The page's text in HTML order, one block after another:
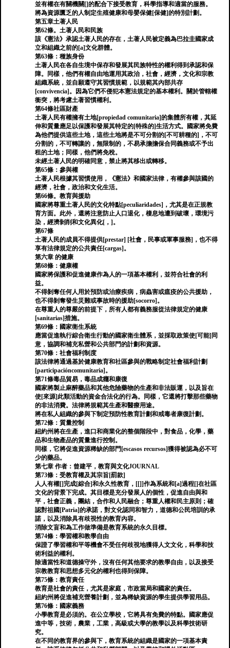
並有權在有關機關[]的配合下接受教育，科學指導和適當的服務。
將為資源匱乏的人制定生殖健康和母嬰保健[保健]的特別計劃。
第五章土著人民
第62條。土著人民和民族
該《憲法》承認土著人民的存在，土著人民被定義為巴拉圭國家成
立和組織之前的[a]文化群體。
第63條：種族身份
土著人民在各自生境中保存和發展其民族特性的權利得到承認和保
障。同樣，他們有權自由地運用其政治，社會，經濟，文化和宗教
組織系統，並自願遵守其習慣規範，以規範其內部共存
[convivencia]。因為它們不侵犯本憲法規定的基本權利。關於管轄權
衝突，將考慮土著習慣權利。
第64條社區財產
土著人民有權擁有土地[propiedad comunitaria]的集體所有權，其延
伸和質量應足以保護和發展其特定的[特殊的]生活方式。國家將免費
為他們提供這些土地，這些土地將是不可分割的[不可耕種的]，不可
分割的，不可轉讓的，無限制的，不易承擔擔保合同義務或不予出
租的土地；同樣，他們將免稅。
未經土著人民的明確同意，禁止將其移出或轉移。
第65條：參與權
土著人民根據其習慣使用，《憲法》和國家法律，有權參與該國的
經濟，社會，政治和文化生活。
第66條。教育與援助
國家將尊重土著人民的文化特點[peculiaridades]，尤其是在正規教
育方面。此外，還將注意防止人口退化，棲息地遭到破壞，環境污
染，經濟剝削和文化異化[，]。
第67條
土著人民的成員不得提供[prestar] [社會，民事或軍事服務]，也不得
享有法律規定的公共責任[cargas]。
第六章 的健康
第68條：健康權
國家將保護和促進健康作為人的一項基本權利，並符合社會的利
益。
不得剝奪任何人用於預防或治療疾病，病蟲害或瘟疫的公共援助，
也不得剝奪發生災難或事故時的援助[socorro]。
在尊重人的尊嚴的前提下，所有人都有義務服從法律規定的健康
[sanitarias]措施。
第69條：國家衛生系統
應當促進執行綜合衛生行動的國家衛生體系，並採取政策使[可能]同
意，協調和補充私營和公共部門的計劃和資源。
第70條：社會福利制度
該法律將通過基於健康教育和社區參與的戰略制定社會福利計劃
[participacióncomunitaria]。
第71條毒品貿易，毒品成癮和康復
國家將製止麻醉藥品和其他危險藥物的生產和非法販運，以及旨在
使[來源]此類活動的資金合法化的行為。同樣，它還將打擊那些藥物
的非法消費。法律將規範其生產和醫療用途。
將在私人組織的參與下制定預防性教育計劃和戒毒者康復計劃。
第72條：質量控制
紐約州將在生產，進口和商業化的整個階段中，對食品，化學，藥
品和生物產品的質量進行控制。
同樣，它將促進資源稀缺的部門[escasos recursos]獲得被認為必不可
少的藥品。
第七章 作者：曾建平，教育與文化JOURNAL
第73條：受教育權及其宗旨[罰款]
人人有權[]完成[綜合]和永久性教育，[[]]作為系統和[a]過程[]在社區
文化的背景下完成。其目標是充分發展人的個性，促進自由與和
平，社會正義，團結，合作和人民融合；尊重人權和民主原則；確
認對祖國[Patria]的承諾，對文化認同和智力，道德和公民培訓的承
諾，以及消除具有歧視性的教育內容。
消除文盲和為工作做準備是教育系統的永久目標。
第74條：學習權和教學自由
保證了學習權和平等機會不受任何歧視地獲得人文文化，科學和技
術利益的權利。
除適當性和道德操守外，沒有任何其他要求的教學自由，以及接受
宗教教育和思想多元化的權利也得到保障。
第75條：教育責任
教育是社會的責任，尤其是家庭，市政當局和國家的責任。
紐約州將促進補充營養計劃，並為稀缺資源的學生提供學習用品。
第76條：國家義務
小學教育是必須的。在公立學校，它將具有免費的特點。國家應促
進中等，技術，農業，工業，高級或大學的教學以及科學技術研
究。
在不同的教育界的參與下，教育系統的組織是國家的一項基本責